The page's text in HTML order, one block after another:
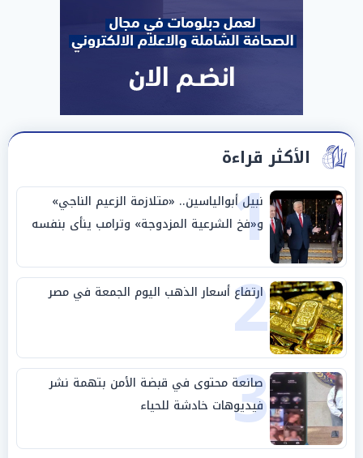
الأكثر قراءة
1
نبيل أبوالياسين.. «متلازمة الزعيم الناجي»
و«فخ الشرعية المزدوجة» وترامب ينأى بنفسه
وحليفه في «ميتم استراتيجي»
2
ارتفاع أسعار الذهب اليوم الجمعة في مصر
3
صانعة محتوى في قبضة الأمن بتهمة نشر
فيديوهات خادشة للحياء